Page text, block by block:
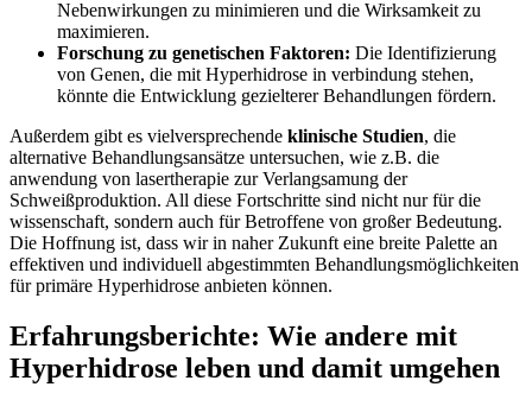
Nebenwirkungen⁢ zu minimieren und die Wirksamkeit zu
maximieren.
Forschung zu genetischen ​Faktoren: Die‍ Identifizierung
von Genen, die‌ mit Hyperhidrose ‍in⁣ verbindung stehen,
könnte die Entwicklung gezielterer ‌Behandlungen fördern.
Außerdem gibt es vielversprechende klinische Studien, die
alternative Behandlungsansätze untersuchen, wie z.B. die
anwendung von lasertherapie zur Verlangsamung der
Schweißproduktion. All diese Fortschritte sind nicht nur für die
wissenschaft, sondern auch für Betroffene von großer Bedeutung.
Die Hoffnung ist, dass ‌wir in naher ‌Zukunft eine ⁢breite Palette an
effektiven und individuell abgestimmten⁤ Behandlungsmöglichkeiten
für primäre Hyperhidrose anbieten können.
Erfahrungsberichte: Wie ‌andere mit
Hyperhidrose leben und damit umgehen